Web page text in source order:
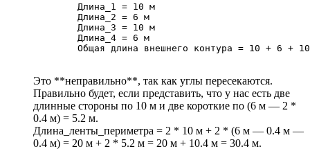
        Длина_1 = 10 м
        Длина_2 = 6 м
        Длина_3 = 10 м
        Длина_4 = 6 м
Общая длина внешнего контура = 10 + 6 +
Это **неправильно**, так как углы пересекаются.
Правильно будет, если представить, что у нас есть две
длинные стороны по 10 м и две короткие по (6 м — 2 *
0.4 м) = 5.2 м.
Длина_ленты_периметра = 2 * 10 м + 2 * (6 м — 0.4 м —
0.4 м) = 20 м + 2 * 5.2 м = 20 м + 10.4 м = 30.4 м.